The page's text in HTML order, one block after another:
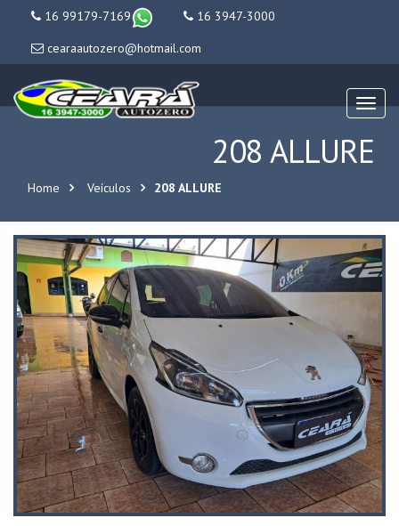
16 99179-7169
16 3947-3000
cearaautozero@hotmail.com
Menu
208 ALLURE
Home Veículos 208 ALLURE